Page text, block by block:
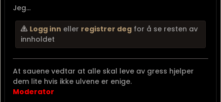
Jeg...
Logg inn eller registrer deg for å se resten av
innholdet
At sauene vedtar at alle skal leve av gress hjelper
dem lite hvis ikke ulvene er enige.
Moderator